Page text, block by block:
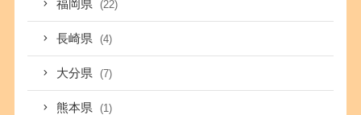
福岡県 (22)
長崎県 (4)
大分県 (7)
熊本県 (1)